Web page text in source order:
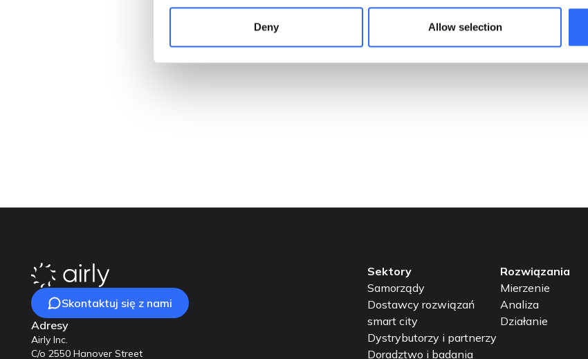
Deny Allow selection
Nasze dane to nie tylko liczby i
Wydobywamy je tak, by dawały unikalne spojrzenie na problem. Dziennikarze
Skontaktuj się z nami
Adresy
Airly Inc.
C/o 2550 Hanover Street
Sektory
Samorządy
Dostawcy rozwiązań
smart city
Dystrybutorzy i partnerzy
Doradztwo i badania
Rozwiązania
Mierzenie
Analiza
Działanie